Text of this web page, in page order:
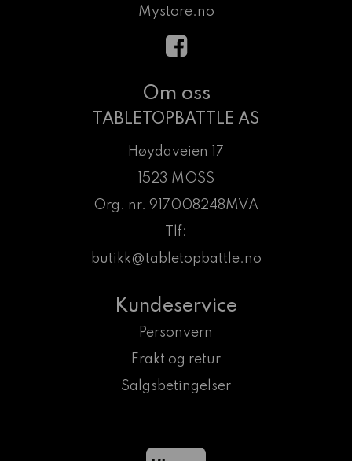
Mystore.no
Om oss
TABLETOPBATTLE AS
Høydaveien 17
1523 MOSS
Org. nr. 917008248MVA
Tlf:
butikk@tabletopbattle.no
Kundeservice
Personvern
Frakt og retur
Salgsbetingelser